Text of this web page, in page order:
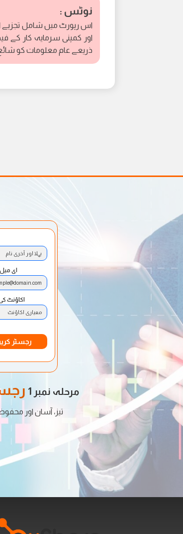
نوٹس :
اس رپورٹ میں شامل تجزیے
اور کمپنی سرمایہ کار کے
ذریعے عام معلومات کو شائع
پہلا اور آخری نام
ای
اکاؤنٹ
معیاری اکاؤنٹ
رجسٹر
مرحلہ نمبر 1
تیز، آسان اور